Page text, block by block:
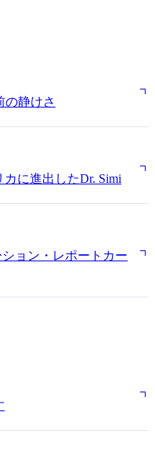
の静けさ
に進出したDr. Simi
ョン・レポートカー